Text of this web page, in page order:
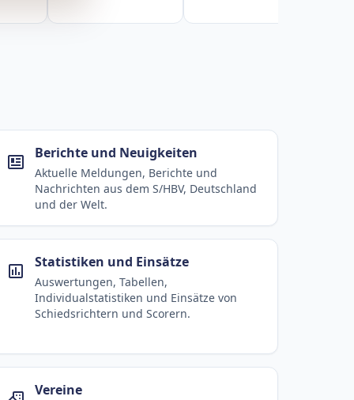
Berichte und Neuigkeiten
Aktuelle Meldungen, Berichte und
Nachrichten aus dem S/HBV, Deutschland
und der Welt.
Statistiken und Einsätze
Auswertungen, Tabellen,
Individualstatistiken und Einsätze von
Schiedsrichtern und Scorern.
Vereine